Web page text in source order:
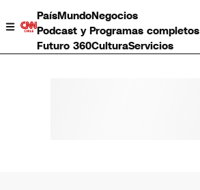
PaísMundoNegocios
Podcast y Programas completos
Futuro 360CulturaServicios